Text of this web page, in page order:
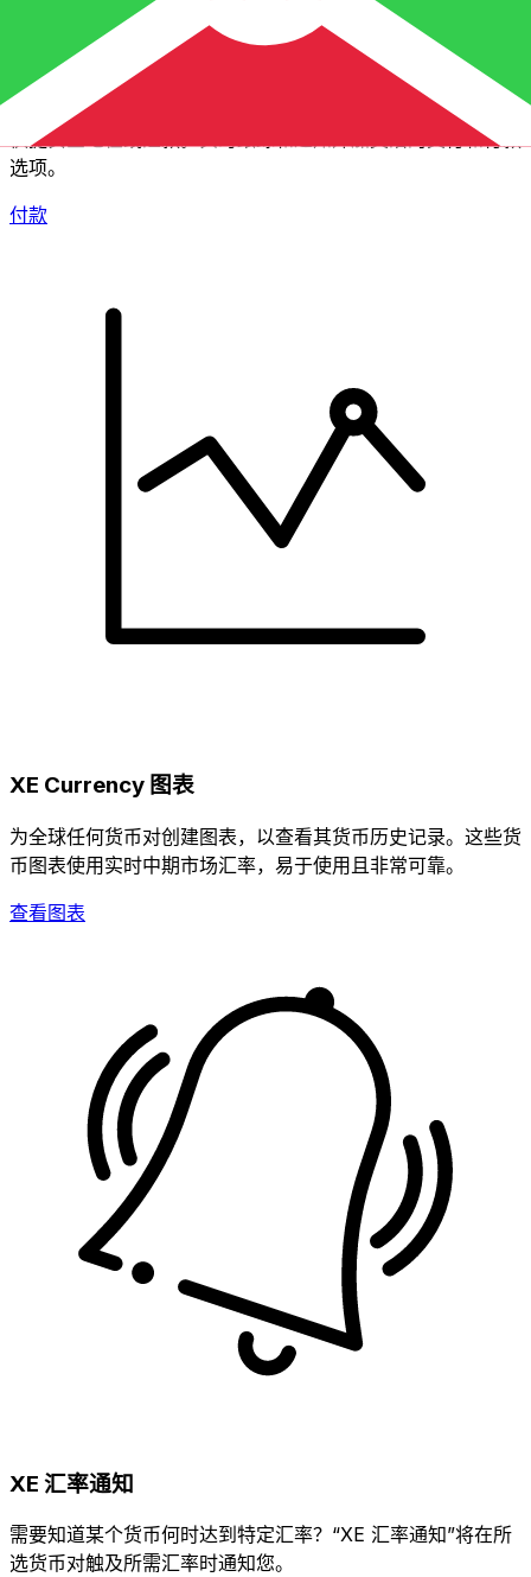
XE 国际汇款
快捷安全地在线汇款。实时跟踪和通知外加灵活的交付和付款
选项。
付款
XE Currency 图表
为全球任何货币对创建图表，以查看其货币历史记录。这些货
币图表使用实时中期市场汇率，易于使用且非常可靠。
查看图表
XE 汇率通知
需要知道某个货币何时达到特定汇率？“XE 汇率通知”将在所
选货币对触及所需汇率时通知您。